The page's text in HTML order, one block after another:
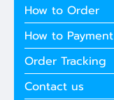
How to Order
How to Payment
Order Tracking
Contact us